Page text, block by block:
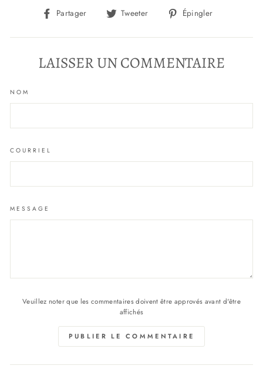
Partager
Partager
Facebook
Tweeter
Tweeter
Twitter
Épingler
Pinterest
LAISSER UN COMMENTAIRE
NOM
COURRIEL
MESSAGE
Veuillez noter que les commentaires doivent être approvés avant d'être
affichés
PUBLIER LE COMMENTAIRE